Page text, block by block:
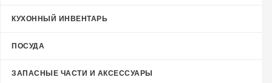
КУХОННЫЙ ИНВЕНТАРЬ
ПОСУДА
ЗАПАСНЫЕ ЧАСТИ И АКСЕССУАРЫ